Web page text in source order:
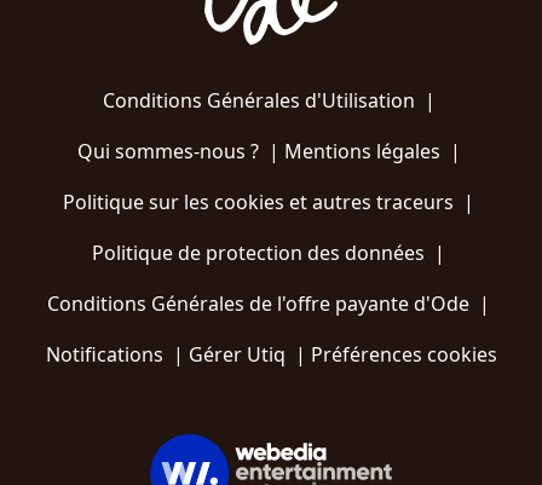
Conditions Générales d'Utilisation |
Qui sommes-nous ?| Mentions légales |
Politique sur les cookies et autres traceurs |
Politique de protection des données |
Conditions Générales de l'offre payante d'Ode |
Notifications | Gérer Utiq | Préférences cookies